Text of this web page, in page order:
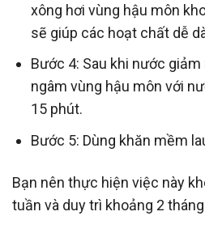
xông hơi vùng hậu môn
sẽ giúp các hoạt chất dễ
Bước 4: Sau khi nước
ngâm vùng hậu môn với
15 phút.
Bước 5: Dùng khăn mềm
Bạn nên thực hiện việc này
tuần và duy trì khoảng 2